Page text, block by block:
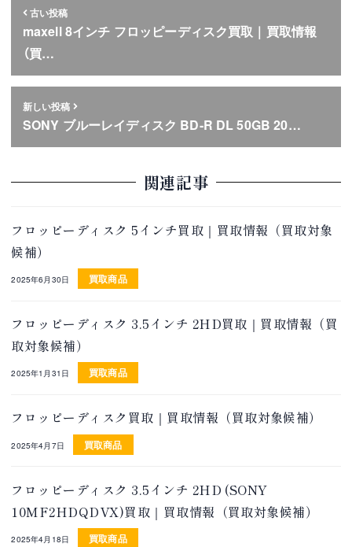
古い投稿
maxell 8インチ フロッピーディスク買取｜買取情報
（買…
新しい投稿
SONY ブルーレイディスク BD-R DL 50GB 20…
関連記事
フロッピーディスク 5インチ買取｜買取情報（買取対象
候補）
2025年6月30日 買取商品
フロッピーディスク 3.5インチ 2HD買取｜買取情報（買
取対象候補）
2025年1月31日 買取商品
フロッピーディスク買取｜買取情報（買取対象候補）
2025年4月7日 買取商品
フロッピーディスク 3.5インチ 2HD (SONY
10MF2HDQDVX)買取｜買取情報（買取対象候補）
2025年4月18日 買取商品